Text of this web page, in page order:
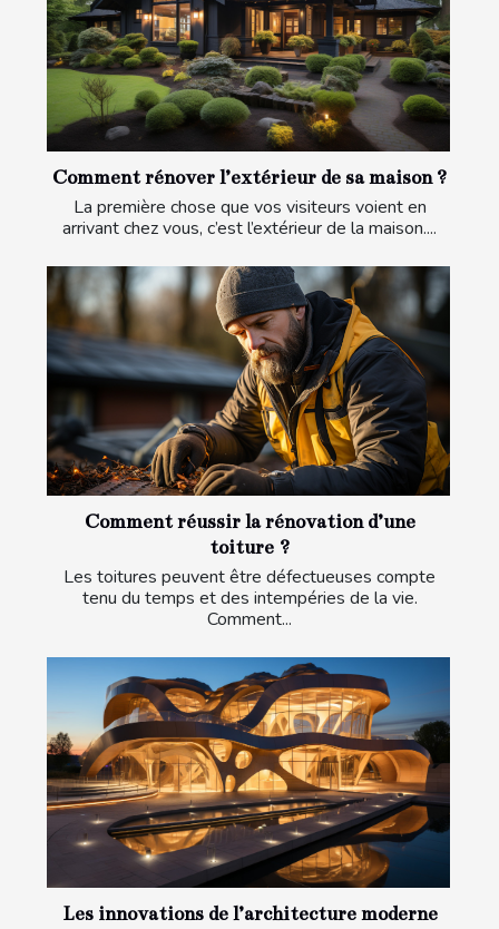
Comment rénover l’extérieur de sa maison ?
La première chose que vos visiteurs voient en
arrivant chez vous, c’est l’extérieur de la maison....
Comment réussir la rénovation d’une
toiture ?
Les toitures peuvent être défectueuses compte
tenu du temps et des intempéries de la vie.
Comment...
Les innovations de l’architecture moderne